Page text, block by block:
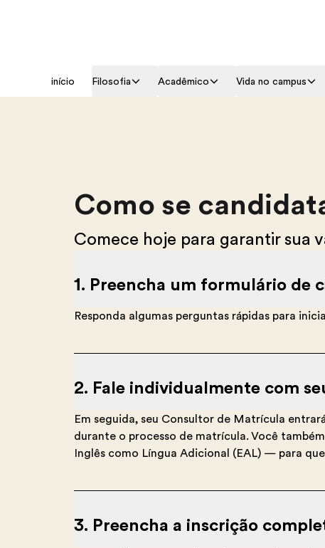
início Filosofia Acadêmico Vida no campus
Como se
Comece hoje para garantir sua
1. Preencha um formulário de
Responda algumas perguntas rápidas para
2. Fale individualmente com
Em seguida, seu Consultor de Matrícula
durante o processo de matrícula. Você
Inglês como Língua Adicional (EAL) — para
3. Preencha a inscrição